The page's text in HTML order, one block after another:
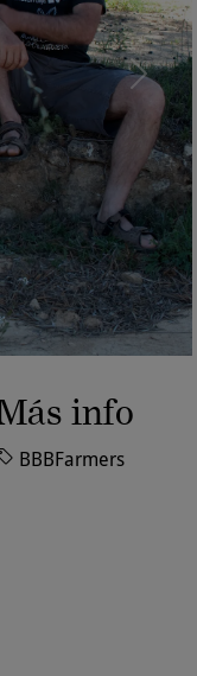
info
BBBFarmers